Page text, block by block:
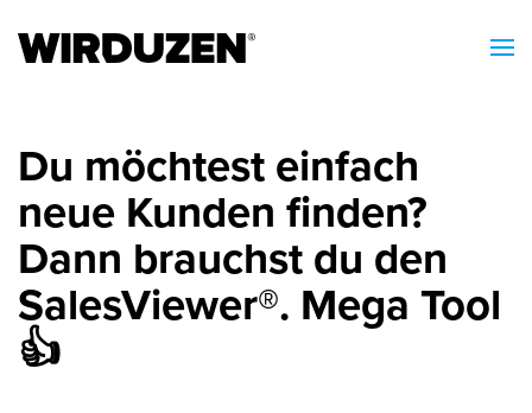
Du möchtest einfach
neue Kunden finden?
Dann brauchst du den
SalesViewer®. Mega Tool
👍